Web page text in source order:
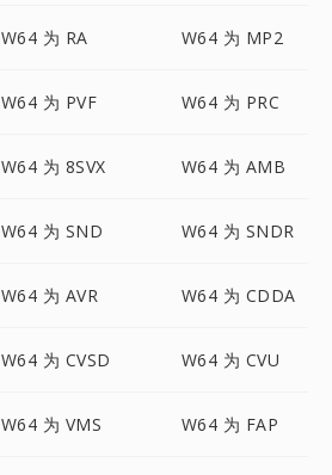
W64 为 RA W64 为 MP2
W64 为 PVF W64 为 PRC
W64 为 8SVX W64 为 AMB
W64 为 SND W64 为 SNDR
W64 为 AVR W64 为 CDDA
W64 为 CVSD W64 为 CVU
W64 为 VMS W64 为 FAP